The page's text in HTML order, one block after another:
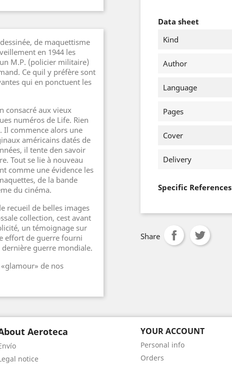
de maquettisme
en 1944 les
M.P. (policier militaire)
Ce quil y préfère sont
qui en ponctuent les
consacré aux vieux
numéros de Life. Rien
Il commence alors une
américains datés de
il tente den savoir
Tout se lie à nouveau
comme une évidence les
de la bande
du cinéma.
recueil de belles images
collection, cest avant
un témoignage sur
effort de guerre fourni
guerre mondiale.
de nos
Data sheet
Kind
Author
Language
Pages
Cover
Delivery
Specific References
Share
Aeroteca
notice
YOUR ACCOUNT
Personal info
Orders